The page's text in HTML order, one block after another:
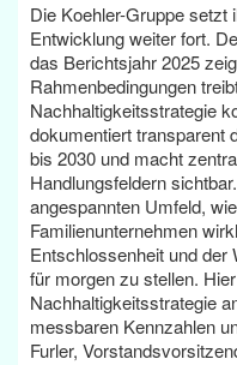
Die Koehler-Gruppe setzt
Entwicklung weiter fort.
das Berichtsjahr 2025
Rahmenbedingungen
Nachhaltigkeitsstrategie
dokumentiert transparent
bis 2030 und macht
Handlungsfeldern
angespannten Umfeld,
Familienunternehmen
Entschlossenheit und der
für morgen zu stellen.
Nachhaltigkeitsstrategie
messbaren Kennzahlen
Furler,